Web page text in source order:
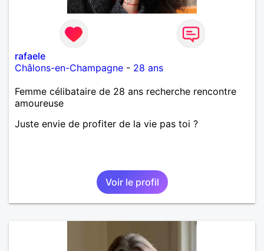
rafaele
Châlons-en-Champagne - 28 ans
Femme célibataire de 28 ans recherche rencontre
amoureuse
Juste envie de profiter de la vie pas toi ?
Voir le profil